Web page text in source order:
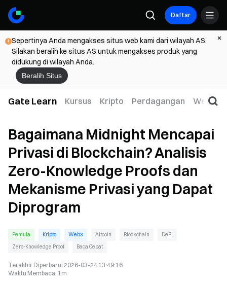
Daftar
Sepertinya Anda mengakses situs web kami dari wilayah AS.
Silakan beralih ke situs AS untuk mengakses produk yang
didukung di wilayah Anda.
Beralih Situs
Gate Learn Kursus Kripto Perdagangan Web3
Bagaimana Midnight Mencapai
Privasi di Blockchain? Analisis
Zero-Knowledge Proofs dan
Mekanisme Privasi yang Dapat
Diprogram
Pemula Kripto Web3 Altcoin Blockchain
DeFi
Zero-Knowledge Proof
Baca Cepat
Terakhir Diperbarui 2026-03-24 13:49:16
Waktu Membaca: 1m